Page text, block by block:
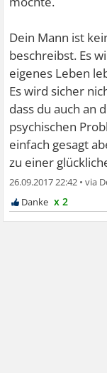
Dein Mann ist
beschreibst. Es
eigenes Leben
Es wird sicher
dass du auch an
psychischen
einfach gesagt
zu einer
26.09.2017 22:42 •
x 2